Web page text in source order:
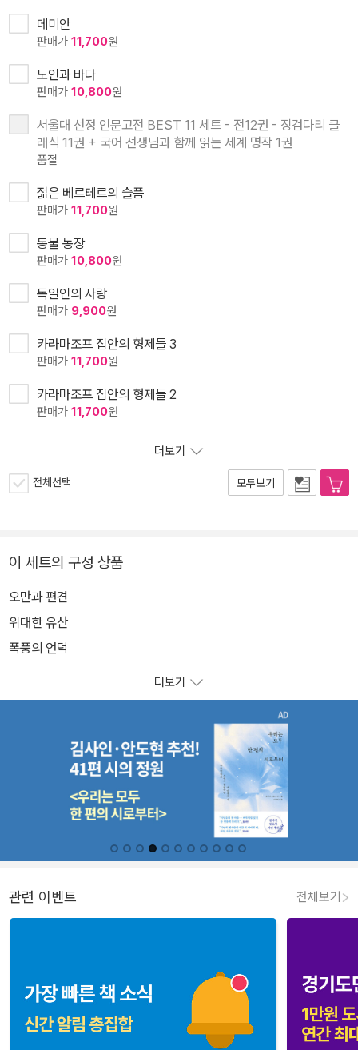
데미안
판매가 11,700원
노인과 바다
판매가 10,800원
서울대 선정 인문고전 BEST 11 세트 - 전12권 - 징검다리 클
래식 11권 + 국어 선생님과 함께 읽는 세계 명작 1권
품절
젊은 베르테르의 슬픔
판매가 11,700원
동물 농장
판매가 10,800원
독일인의 사랑
판매가 9,900원
카라마조프 집안의 형제들 3
판매가 11,700원
카라마조프 집안의 형제들 2
판매가 11,700원
더보기
전체선택 모두보기
이 세트의 구성 상품
오만과 편견
위대한 유산
폭풍의 언덕
더보기
관련 이벤트 전체보기